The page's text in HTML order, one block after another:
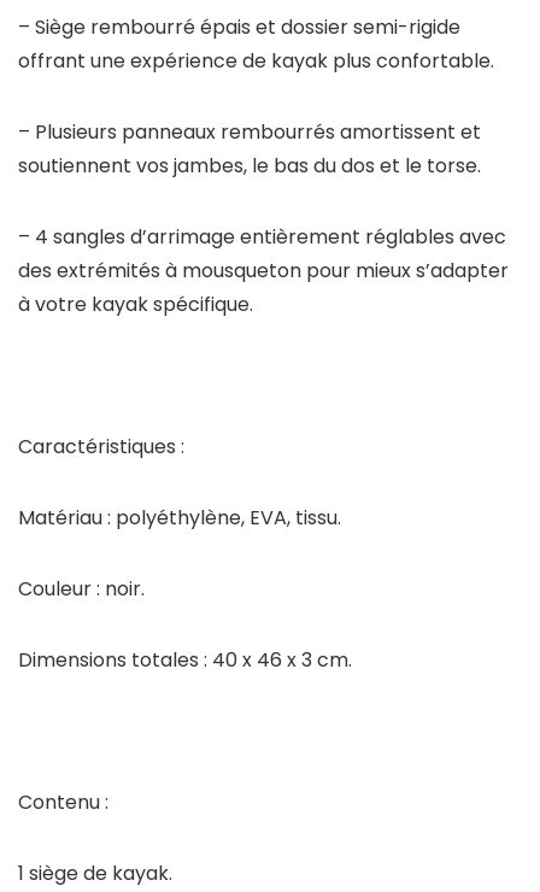
– Siège rembourré épais et dossier semi-rigide
offrant une expérience de kayak plus confortable.
– Plusieurs panneaux rembourrés amortissent et
soutiennent vos jambes, le bas du dos et le torse.
– 4 sangles d’arrimage entièrement réglables avec
des extrémités à mousqueton pour mieux s’adapter
à votre kayak spécifique.
Caractéristiques :
Matériau : polyéthylène, EVA, tissu.
Couleur : noir.
Dimensions totales : 40 x 46 x 3 cm.
Contenu :
1 siège de kayak.